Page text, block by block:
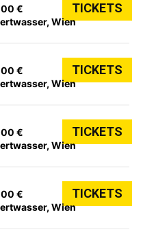
Wien
€ TICKETS
Wien
€ TICKETS
Wien
€ TICKETS
Wien
€ TICKETS